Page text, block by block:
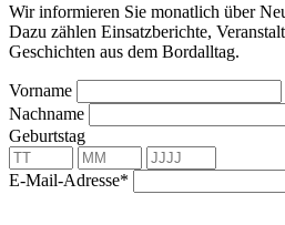
Wir informieren Sie monatlich über
Dazu zählen Einsatzberichte,
Geschichten aus dem Bordalltag.
Vorname
Nachname
Geburtstag
E-Mail-Adresse*